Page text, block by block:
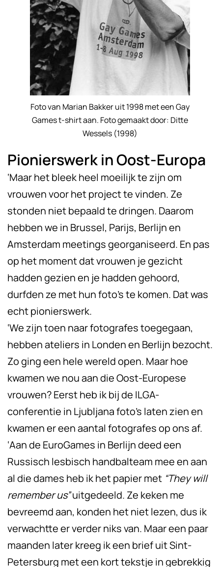
Foto van Marian Bakker uit 1998 met een Gay
Games t-shirt aan. Foto gemaakt door: Ditte
Wessels (1998)
Pionierswerk in Oost-Europa
‘Maar het bleek heel moeilijk te zijn om
vrouwen voor het project te vinden. Ze
stonden niet bepaald te dringen. Daarom
hebben we in Brussel, Parijs, Berlijn en
Amsterdam meetings georganiseerd. En pas
op het moment dat vrouwen je gezicht
hadden gezien en je hadden gehoord,
durfden ze met hun foto’s te komen. Dat was
echt pionierswerk.
‘We zijn toen naar fotografes toegegaan,
hebben ateliers in Londen en Berlijn bezocht.
Zo ging een hele wereld open. Maar hoe
kwamen we nou aan die Oost-Europese
vrouwen? Eerst heb ik bij de ILGA-
conferentie in Ljubljana foto’s laten zien en
kwamen er een aantal fotografes op ons af.
‘Aan de EuroGames in Berlijn deed een
Russisch lesbisch handbalteam mee en aan
al die dames heb ik het papier met “They will
remember us”uitgedeeld. Ze keken me
bevreemd aan, konden het niet lezen, dus ik
verwachtte er verder niks van. Maar een paar
maanden later kreeg ik een brief uit Sint-
Petersburg met een kort tekstje in gebrekkig